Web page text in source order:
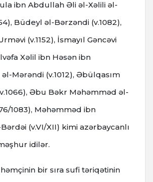
ibn Аbdullаh Əli əl-Хəlili əl-
Büdeyl əl-Bərzəndi (v.1082),
(v.1152), İsmayıl Gəncəvi
Xəlil ibn Həsən ibn
Mərəndi (v.1012), Əbülqasım
Əbu Bəkr Məhəmməd əl-
1083), Məhəmməd ibn
(v.VI/XII) kimi azərbaycanlı
idilər.
bir sıra sufi təriqətinin